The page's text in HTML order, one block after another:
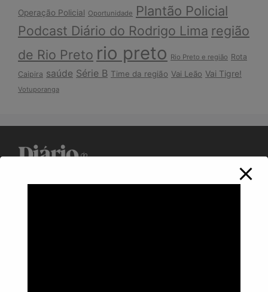
Operação Policial Oportunidade Plantão Policial
Podcast Diário do Rodrigo Lima região
de Rio Preto rio preto Rio Preto e região Rota
Caipira saúde Série B Time da região Vai Leão Vai Tigre!
Votuporanga